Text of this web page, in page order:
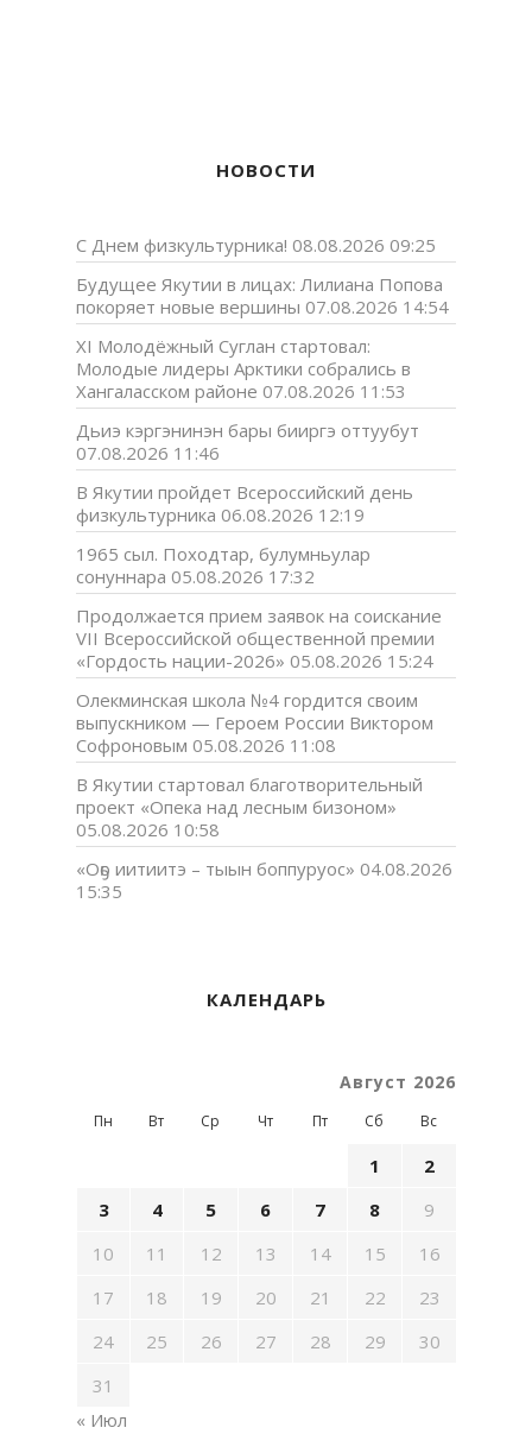
НОВОСТИ
С Днем физкультурника! 08.08.2026 09:25
Будущее Якутии в лицах: Лилиана Попова
покоряет новые вершины 07.08.2026 14:54
XI Молодёжный Суглан стартовал:
Молодые лидеры Арктики собрались в
Хангаласском районе 07.08.2026 11:53
Дьиэ кэргэнинэн бары бииргэ оттуубут
07.08.2026 11:46
В Якутии пройдет Всероссийский день
физкультурника 06.08.2026 12:19
1965 сыл. Походтар, булумньулар
сонуннара 05.08.2026 17:32
Продолжается прием заявок на соискание
VII Всероссийской общественной премии
«Гордость нации-2026» 05.08.2026 15:24
Олекминская школа №4 гордится своим
выпускником — Героем России Виктором
Софроновым 05.08.2026 11:08
В Якутии стартовал благотворительный
проект «Опека над лесным бизоном»
05.08.2026 10:58
«Оҕо иитиитэ – тыын боппуруос» 04.08.2026
15:35
КАЛЕНДАРЬ
Август 2026
Пн Вт Ср Чт Пт Сб Вс
1
2
3
4 5 6 7 8
9
10
11 12 13 14 15
16
17
18 19 20 21 22
23
24
25 26 27 28 29
30
31
« Июл